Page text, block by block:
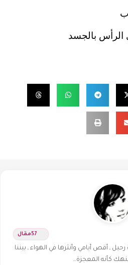
الرأس بالجسد
57مقال
ـ أقص أيامي وأنثرها في الهواء ـ بيننا
كأنه المعجزة…